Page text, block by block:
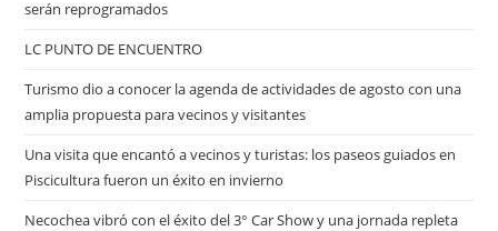
serán reprogramados
LC PUNTO DE ENCUENTRO
Turismo dio a conocer la agenda de actividades de agosto con una
amplia propuesta para vecinos y visitantes
Una visita que encantó a vecinos y turistas: los paseos guiados en
Piscicultura fueron un éxito en invierno
Necochea vibró con el éxito del 3° Car Show y una jornada repleta